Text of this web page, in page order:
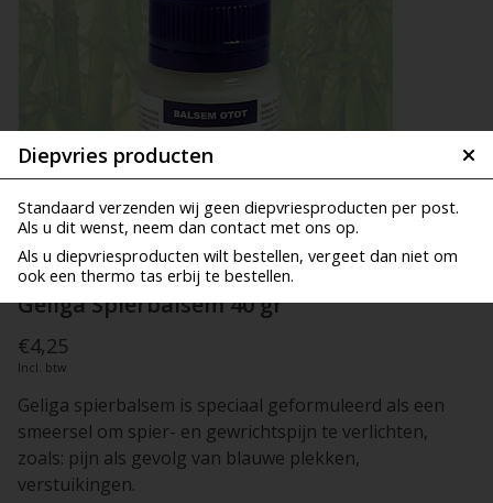
Diepvries producten
Standaard verzenden wij geen diepvriesproducten per post.
Als u dit wenst, neem dan contact met ons op.
Als u diepvriesproducten wilt bestellen, vergeet dan niet om
ook een thermo tas erbij te bestellen.
Geliga Spierbalsem 40 gr
€4,25
Incl. btw
Geliga spierbalsem is speciaal geformuleerd als een
smeersel om spier- en gewrichtspijn te verlichten,
zoals: pijn als gevolg van blauwe plekken,
verstuikingen.